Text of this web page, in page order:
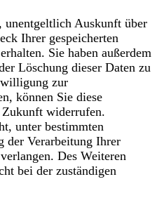
unentgeltlich Auskunft über
Ihrer gespeicherten
Sie haben außerdem
Löschung dieser Daten zu
zur
können Sie diese
widerrufen.
unter bestimmten
der Verarbeitung Ihrer
Des Weiteren
bei der zuständigen